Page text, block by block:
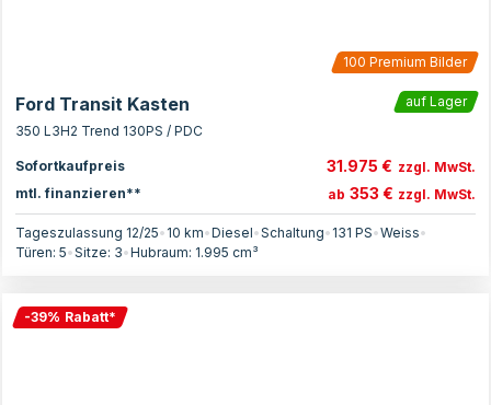
100 Premium Bilder
Ford Transit Kasten
auf Lager
350 L3H2 Trend 130PS / PDC
Sofortkaufpreis 31.975 € zzgl. MwSt.
mtl. finanzieren**
ab 353 € zzgl. MwSt.
Tageszulassung 12/25• 10 km•Diesel•Schaltung• 131 PS•Weiss•
Türen: 5•Sitze: 3•Hubraum: 1.995 cm³
-39% Rabatt*